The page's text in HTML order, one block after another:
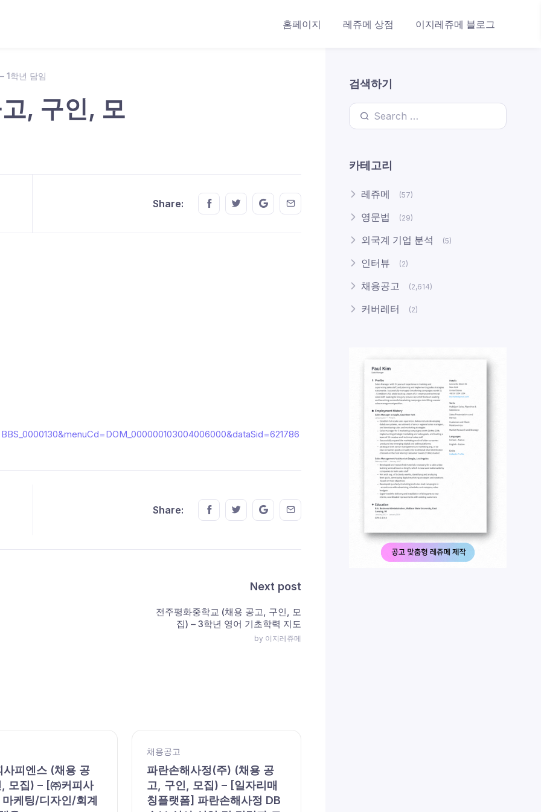
홈페이지 레쥬메 상점 이지레쥬메 블로그
1학년 담임
, 구인, 모
Share: Share this on FaceBook
Share this on Twitter
Share this on GMail
Share this on EMail
Share: Share this on FaceBook
Share this on Twitter
Share this on GMail
Share this on EMail
Next post
전주평화중학교 (채용 공고, 구인, 모
집) – 3학년 영어 기초학력 지도
by 이지레쥬메
사피엔스 (채용 공
모집) – [㈜커피사
케팅/디자인/회계
채용공고
파란손해사정(주) (채용 공
고, 구인, 모집) – [일자리매
칭플랫폼] 파란손해사정 DB
검색하기
Search for:
카테고리
레쥬메 (57)
영문법 (29)
외국계 기업 분석 (5)
인터뷰 (2)
채용공고 (2,614)
커버레터 (2)